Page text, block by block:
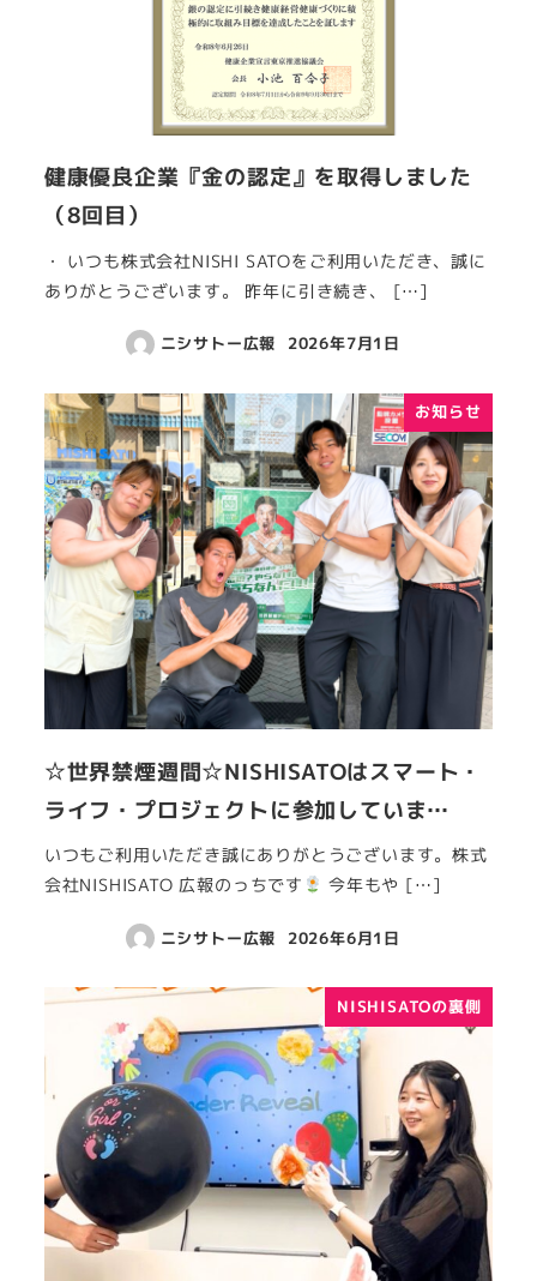
健康優良企業『金の認定』を取得しました
（8回目）
・ いつも株式会社NISHI SATOをご利用いただき、誠に
ありがとうございます。 昨年に引き続き、 […]
ニシサトー広報 2026年7月1日
お知らせ
☆世界禁煙週間☆NISHISATOはスマート・
ライフ・プロジェクトに参加していま…
いつもご利用いただき誠にありがとうございます。株式
会社NISHISATO 広報のっちです
今年もや […]
ニシサトー広報 2026年6月1日
NISHISATOの裏側